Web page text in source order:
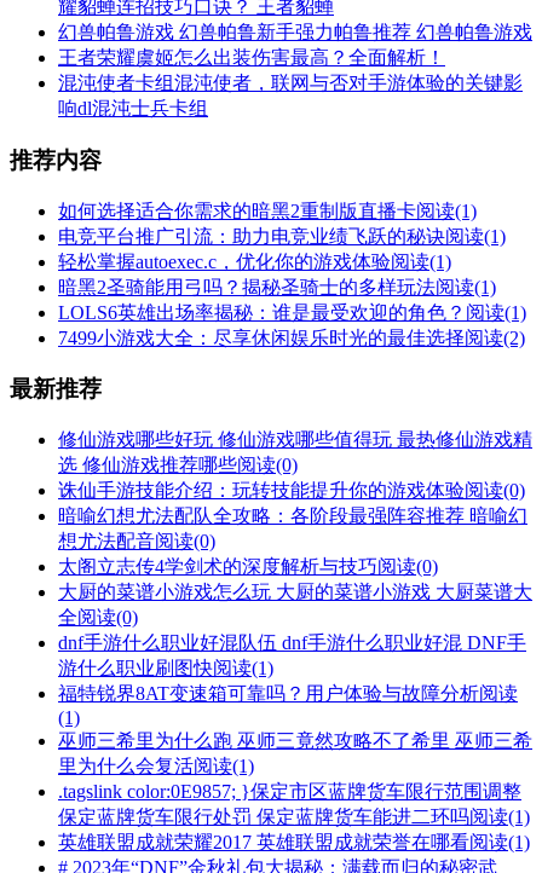
耀貂蝉连招技巧口诀？ 王者貂蝉
幻兽帕鲁游戏 幻兽帕鲁新手强力帕鲁推荐 幻兽帕鲁游戏
王者荣耀虞姬怎么出装伤害最高？全面解析！
混沌使者卡组混沌使者，联网与否对手游体验的关键影
响dl混沌士兵卡组
推荐内容
如何选择适合你需求的暗黑2重制版直播卡阅读(1)
电竞平台推广引流：助力电竞业绩飞跃的秘诀阅读(1)
轻松掌握autoexec.c，优化你的游戏体验阅读(1)
暗黑2圣骑能用弓吗？揭秘圣骑士的多样玩法阅读(1)
LOLS6英雄出场率揭秘：谁是最受欢迎的角色？ 阅读(1)
7499小游戏大全：尽享休闲娱乐时光的最佳选择阅读(2)
最新推荐
修仙游戏哪些好玩 修仙游戏哪些值得玩 最热修仙游戏精
选 修仙游戏推荐哪些阅读(0)
诛仙手游技能介绍：玩转技能提升你的游戏体验阅读(0)
暗喻幻想尤法配队全攻略：各阶段最强阵容推荐 暗喻幻
想尤法配音阅读(0)
太阁立志传4学剑术的深度解析与技巧阅读(0)
大厨的菜谱小游戏怎么玩 大厨的菜谱小游戏 大厨菜谱大
全阅读(0)
dnf手游什么职业好混队伍 dnf手游什么职业好混 DNF手
游什么职业刷图快阅读(1)
福特锐界8AT变速箱可靠吗？用户体验与故障分析阅读
(1)
巫师三希里为什么跑 巫师三竟然攻略不了希里 巫师三希
里为什么会复活阅读(1)
.tagslink color:0E9857; }保定市区蓝牌货车限行范围调整
保定蓝牌货车限行处罚 保定蓝牌货车能进二环吗阅读(1)
英雄联盟成就荣耀2017 英雄联盟成就荣誉在哪看阅读(1)
# 2023年“DNF”金秋礼包大揭秘：满载而归的秘密武